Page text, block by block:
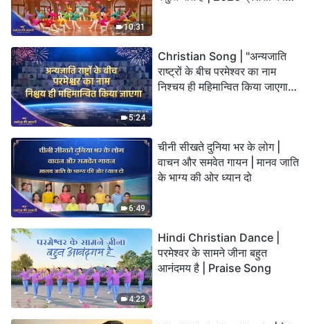
10:31
5:24
Christian Song | "अन्यजाति
राष्ट्रों के बीच परमेश्वर का नाम
निश्चय ही महिमान्वित किया जाएगा" |
6:49
चीनी सीखते दुनिया भर के लोग |
वाचन और समवेत गायन | मानव जाति
के भाग्य की ओर ध्यान दो
4:23
Hindi Christian Dance |
परमेश्वर के सामने जीना बहुत
आनंदमय है | Praise Song